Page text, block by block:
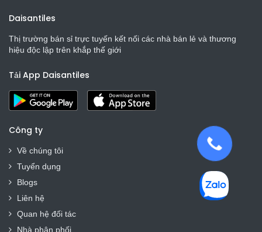
Daisantiles
Thị trường bán sỉ trực tuyến kết nối các nhà bán lẻ và thương
hiệu độc lập trên khắp thế giới
Tải App Daisantiles
Công ty
Về chúng tôi
Tuyển dụng
Blogs
Liên hệ
Quan hệ đối tác
Nhà phân phối